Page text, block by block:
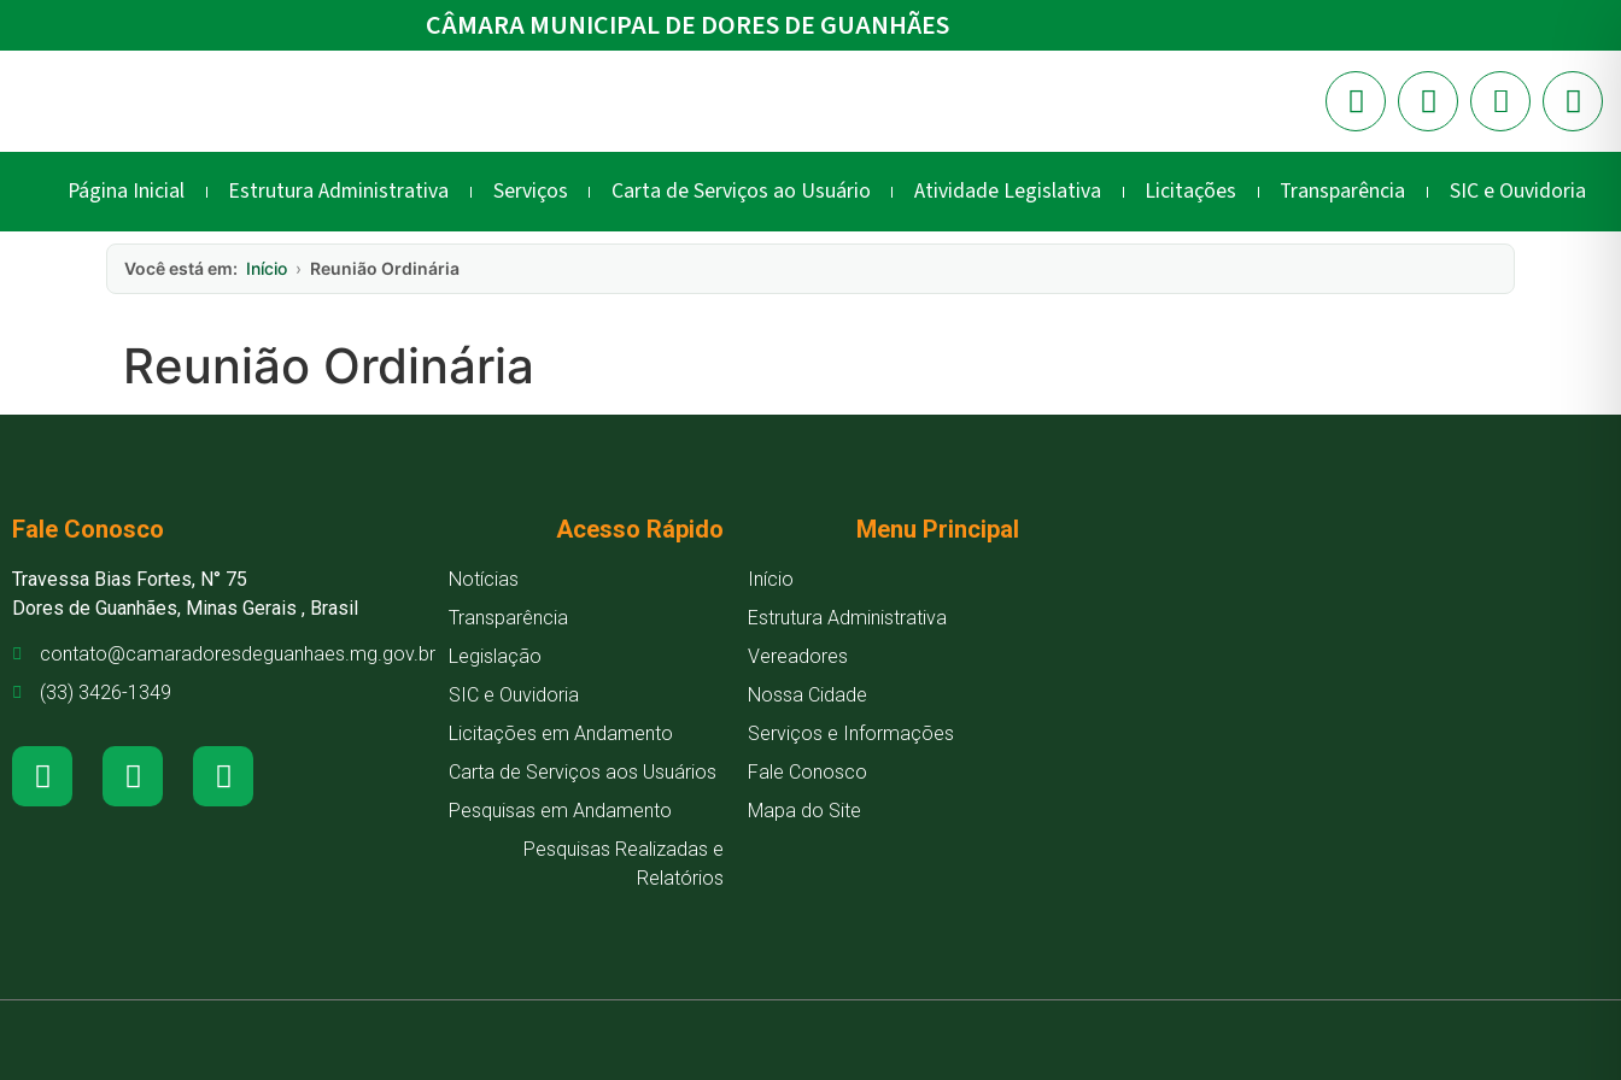
CÂMARA MUNICIPAL DE DORES DE GUANHÃES
Página Inicial Estrutura Administrativa Serviços Carta de Serviços ao Usuário Atividade Legislativa Licitações Transparência SIC e Ouvidoria
Você está em: Início › Reunião Ordinária
Reunião Ordinária
Fale Conosco
Travessa Bias Fortes, N° 75
Dores de Guanhães, Minas Gerais , Brasil
contato@camaradoresdeguanhaes.mg.gov.br
(33) 3426-1349
Acesso Rápido
Notícias
Transparência
Legislação
SIC e Ouvidoria
Licitações em Andamento
Carta de Serviços aos Usuários
Pesquisas em Andamento
Pesquisas Realizadas e
Relatórios
Menu Principal
Início
Estrutura Administrativa
Vereadores
Nossa Cidade
Serviços e Informações
Fale Conosco
Mapa do Site